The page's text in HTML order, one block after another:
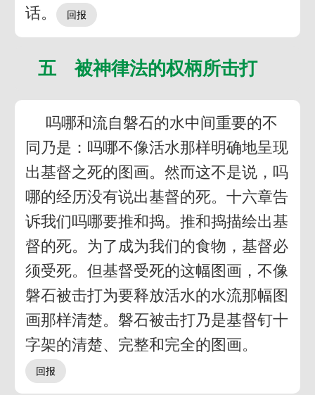
话。
五 被神律法的权柄所击打
吗哪和流自磐石的水中间重要的不
同乃是：吗哪不像活水那样明确地呈现
出基督之死的图画。然而这不是说，吗
哪的经历没有说出基督的死。十六章告
诉我们吗哪要推和捣。推和捣描绘出基
督的死。为了成为我们的食物，基督必
须受死。但基督受死的这幅图画，不像
磐石被击打为要释放活水的水流那幅图
画那样清楚。磐石被击打乃是基督钉十
字架的清楚、完整和完全的图画。